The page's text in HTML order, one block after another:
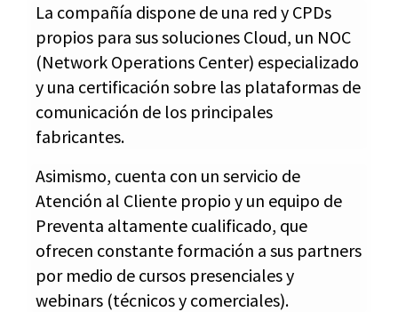
La compañía dispone de una red y CPDs
propios para sus soluciones Cloud, un NOC
(Network Operations Center) especializado
y una certificación sobre las plataformas de
comunicación de los principales
fabricantes.
Asimismo, cuenta con un servicio de
Atención al Cliente propio y un equipo de
Preventa altamente cualificado, que
ofrecen constante formación a sus partners
por medio de cursos presenciales y
webinars (técnicos y comerciales).